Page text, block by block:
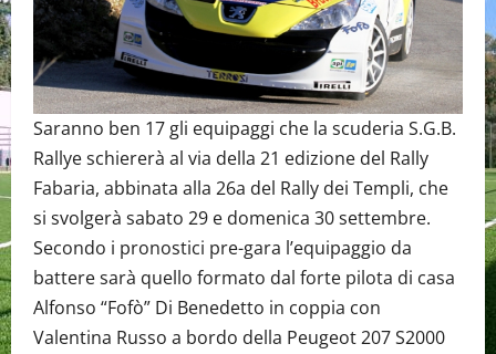
Saranno ben 17 gli equipaggi che la scuderia S.G.B.
Rallye schiererà al via della 21 edizione del Rally
Fabaria, abbinata alla 26a del Rally dei Templi, che
si svolgerà sabato 29 e domenica 30 settembre.
Secondo i pronostici pre-gara l’equipaggio da
battere sarà quello formato dal forte pilota di casa
Alfonso “Fofò” Di Benedetto in coppia con
Valentina Russo a bordo della Peugeot 207 S2000